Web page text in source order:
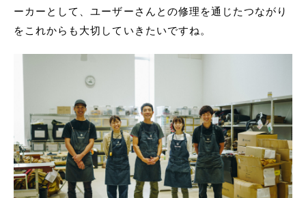
ーカーとして、ユーザーさんとの修理を通じたつながり
をこれからも大切していきたいですね。